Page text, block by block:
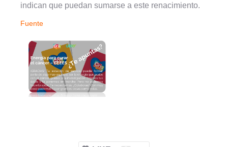
indican que puedan sumarse a este renacimiento.
Fuente